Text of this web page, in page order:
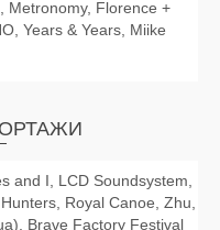
Metronomy, Florence +
Years & Years, Miike
and I, LCD Soundsystem,
Royal Canoe, Zhu,
Brave Factory Festival